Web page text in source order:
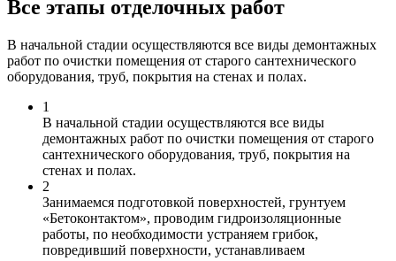
Все этапы отделочных работ
В начальной стадии осуществляются все виды демонтажных
работ по очистки помещения от старого сантехнического
оборудования, труб, покрытия на стенах и полах.
1
В начальной стадии осуществляются все виды
демонтажных работ по очистки помещения от старого
сантехнического оборудования, труб, покрытия на
стенах и полах.
2
Занимаемся подготовкой поверхностей, грунтуем
«Бетоконтактом», проводим гидроизоляционные
работы, по необходимости устраняем грибок,
повредивший поверхности, устанавливаем